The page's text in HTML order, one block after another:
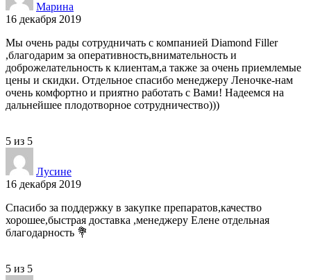
Марина
16 декабря 2019
Мы очень рады сотрудничать с компанией Diamond Filler
,благодарим за оперативность,внимательность и
доброжелательность к клиентам,а также за очень приемлемые
цены и скидки. Отдельное спасибо менеджеру Леночке-нам
очень комфортно и приятно работать с Вами! Надеемся на
дальнейшее плодотворное сотрудничество)))
5 из 5
Лусине
16 декабря 2019
Спасибо за поддержку в закупке препаратов,качество
хорошее,быстрая доставка ,менеджеру Елене отдельная
благодарность 💐
5 из 5